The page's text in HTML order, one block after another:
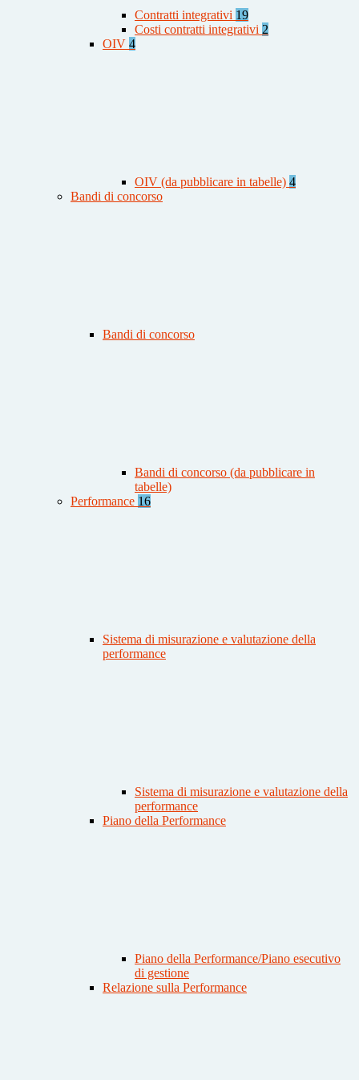
Contratti integrativi 19
Costi contratti integrativi 2
OIV 4
OIV (da pubblicare in tabelle) 4
Bandi di concorso
Bandi di concorso
Bandi di concorso (da pubblicare in
tabelle)
Performance 16
Sistema di misurazione e valutazione della
performance
Sistema di misurazione e valutazione della
performance
Piano della Performance
Piano della Performance/Piano esecutivo
di gestione
Relazione sulla Performance